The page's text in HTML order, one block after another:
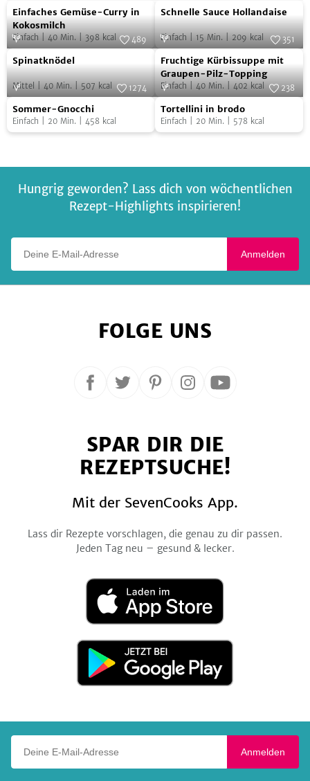
Einfaches
Gemüse-
Curry
in
Kokosmilch
SevenCooks
Einfaches Gemüse-Curry in
Kokosmilch
Einfach 40 Min. 398 kcal
Schnelle
Sauce
Hollandaise
Foto: SevenCooks
Schnelle Sauce Hollandaise
Einfach 15 Min. 209 kcal
Spinatknödel
489
Spinatknödel
Mittel 40 Min. 507 kcal
Fruchtige
Kürbissuppe
mit
Graupen-
Pilz-
SevenCooks
351
Fruchtige Kürbissuppe mit
Graupen-Pilz-Topping
Einfach 40 Min. 402 kcal
Sommer-
Gnocchi
Foto:
1274
Sommer-Gnocchi
Einfach 20 Min. 458 kcal
Tortellini
in
brodo
Foto:
238
Tortellini in brodo
Einfach 20 Min. 578 kcal
Hungrig geworden? Lass dich von wöchentlichen
Rezept-Highlights inspirieren!
Anmelden
FOLGE UNS
Folge
Facebook
Folge
Twitter
Folge
Pinterest
Folge
Instagram
Folge
YouTube
SPAR DIR DIE
REZEPTSUCHE!
Mit der SevenCooks App.
Lass dir Rezepte vorschlagen, die genau zu dir passen.
Jeden Tag neu – gesund & lecker.
Laden
im
App
Jetzt
Google
Anmelden